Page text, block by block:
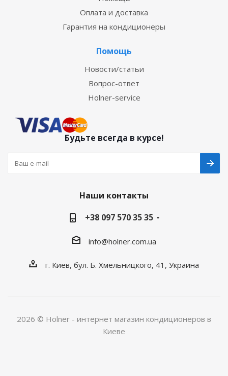
Оплата и доставка
Гарантия на кондиционеры
Помощь
Новости/статьи
Вопрос-ответ
Holner-service
Будьте всегда в курсе!
Наши контакты
+38 097 570 35 35
info@holner.com.ua
г. Киев, бул. Б. Хмельницкого, 41, Украина
2026 © Holner - интернет магазин кондиционеров в
Киеве